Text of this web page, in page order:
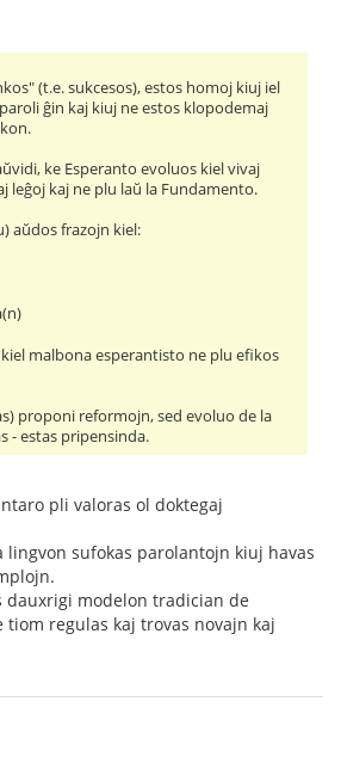
(t.e. sukcesos), estos homoj kiuj iel
ĝin kaj kiuj ne estos klopodemaj
ke Esperanto evoluos kiel vivaj
leĝoj kaj ne plu laŭ la Fundamento.
aŭdos frazojn kiel:
malbona esperantisto ne plu efikos
proponi reformojn, sed evoluo de la
- estas pripensinda.
pli valoras ol doktegaj
lingvon sufokas parolantojn kiuj havas
dauxrigi modelon tradician de
tiom regulas kaj trovas novajn kaj